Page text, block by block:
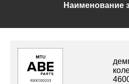
Наименование